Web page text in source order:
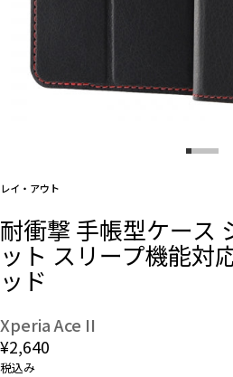
デザインから探す
事業内容
お知らせ
レイ・アウト
耐衝撃 手帳型ケース
ット スリープ機能対
ッド
Xperia Ace II
¥2,640
税込み